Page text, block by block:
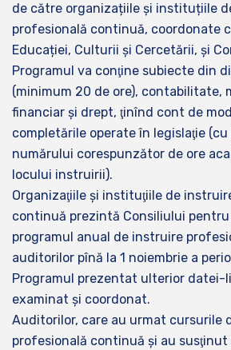
de către organizațiile și instituțiile
profesională continuă, coordonate
Educației, Culturii și Cercetării, și
Programul va conţine subiecte din
(minimum 20 de ore), contabilitate,
financiar şi drept, ţinînd cont de
completările operate în legislaţie
numărului corespunzător de ore
locului instruirii).
Organizaţiile şi instituţiile de
continuă prezintă Consiliului
programul anual de instruire
auditorilor pînă la 1 noiembrie a
Programul prezentat ulterior datei-
examinat şi coordonat.
Auditorilor, care au urmat cursurile
profesională continuă şi au